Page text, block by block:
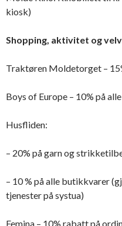
kiosk)
Shopping, aktivitet og
Traktøren Moldetorget –
Boys of Europe – 10% på
Husfliden:
– 20% på garn og
– 10 % på alle butikkvarer
tjenester på systua)
Femina – 10% rabatt på